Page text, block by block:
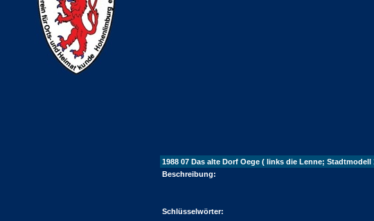
1988 07 Das alte Dorf Oege ( links die Lenne;
Beschreibung:
Schlüsselwörter: